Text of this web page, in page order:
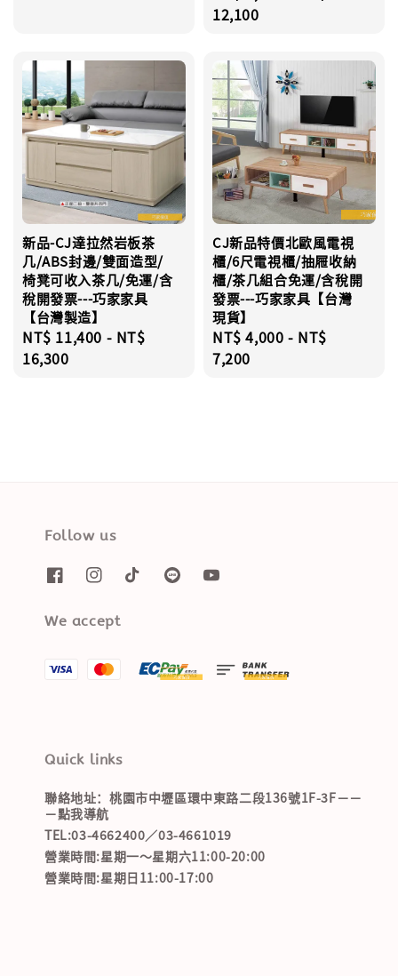
price
12,100
新品-CJ達拉然岩板茶
几/ABS封邊/雙面造型/
椅凳可收入茶几/免運/含
稅開發票---巧家家具
【台灣製造】
Regular
price
NT$ 11,400 - NT$
16,300
CJ新品特價北歐風電視
櫃/6尺電視櫃/抽屜收納
櫃/茶几組合免運/含稅開
發票---巧家家具【台灣
現貨】
Regular
price
NT$ 4,000 - NT$
7,200
Follow us
We accept
Quick links
聯絡地址：桃園市中壢區環中東路二段136號1F-3F－－
－點我導航
TEL:03-4662400／03-4661019
營業時間:星期一～星期六11:00-20:00
營業時間:星期日11:00-17:00